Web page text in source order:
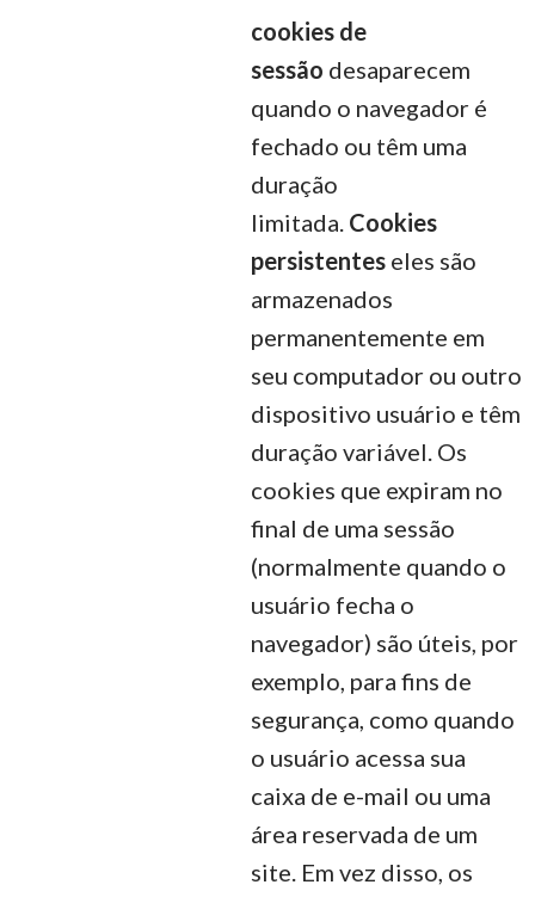
cookies de
sessão desaparecem
quando o navegador é
fechado ou têm uma
duração
limitada. Cookies
persistentes eles são
armazenados
permanentemente em
seu computador ou outro
dispositivo usuário e têm
duração variável. Os
cookies que expiram no
final de uma sessão
(normalmente quando o
usuário fecha o
navegador) são úteis, por
exemplo, para fins de
segurança, como quando
o usuário acessa sua
caixa de e-mail ou uma
área reservada de um
site. Em vez disso, os